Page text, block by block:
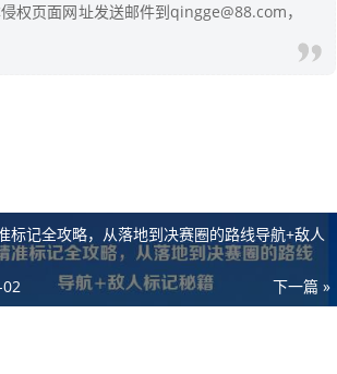
权页面网址发送邮件到qingge@88.com，
标记全攻略，从落地到决赛圈的路线导航+敌人
下一篇 »